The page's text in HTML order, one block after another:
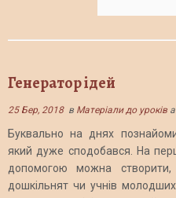
Генератор ідей
25 Бер, 2018в Матеріали до уроків
Буквально на днях
який дуже сподобався. На
допомогою можна створити,
дошкільнят чи учнів